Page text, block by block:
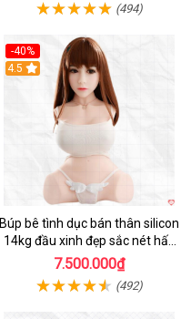
(494)
-40%
4.5
Búp bê tình dục bán thân silicon
14kg đầu xinh đẹp sắc nét hấp
dẫn
7.500.000₫
(492)